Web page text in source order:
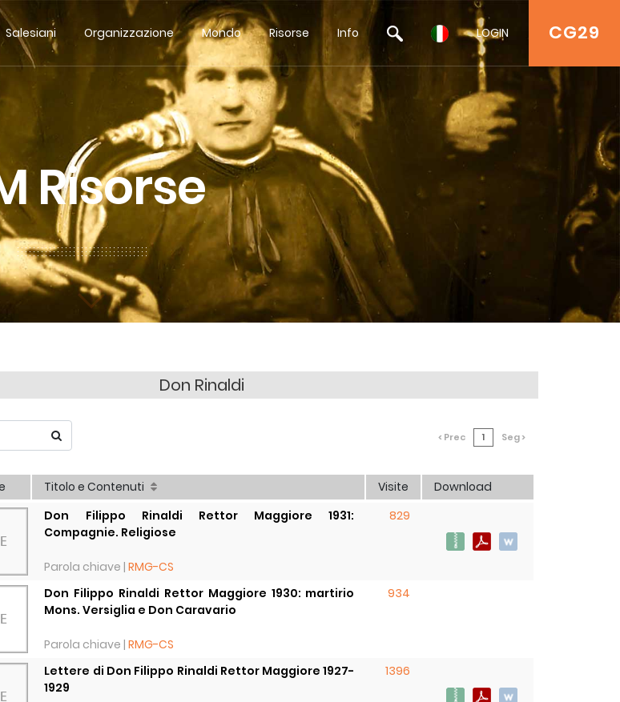
CG29
Salesiani Organizzazione Mondo Risorse Info LOGIN
Risorse
Don Rinaldi
< Prec 1 Seg >
Titolo e Contenuti Visite Download
Don Filippo Rinaldi Rettor Maggiore 1931:
Compagnie. Religiose
Parola chiave |RMG-CS
829
Don Filippo Rinaldi Rettor Maggiore 1930: martirio
Mons. Versiglia e Don Caravario
Parola chiave |RMG-CS
934
Lettere di Don Filippo Rinaldi Rettor Maggiore 1927-
1929
1396